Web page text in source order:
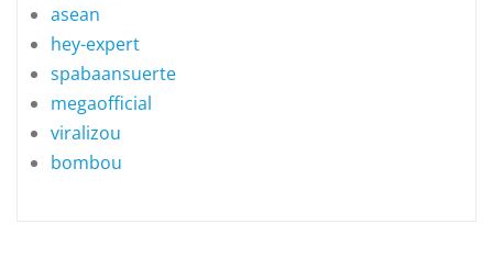
asean
hey-expert
spabaansuerte
megaofficial
viralizou
bombou